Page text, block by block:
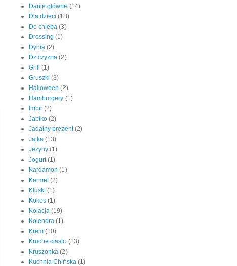
Danie główne (14)
Dla dzieci (18)
Do chleba (3)
Dressing (1)
Dynia (2)
Dziczyzna (2)
Grill (1)
Gruszki (3)
Halloween (2)
Hamburgery (1)
Imbir (2)
Jabłko (2)
Jadalny prezent (2)
Jajka (13)
Jeżyny (1)
Jogurt (1)
Kardamon (1)
Karmel (2)
Kluski (1)
Kokos (1)
Kolacja (19)
Kolendra (1)
Krem (10)
Kruche ciasto (13)
Kruszonka (2)
Kuchnia Chińska (1)